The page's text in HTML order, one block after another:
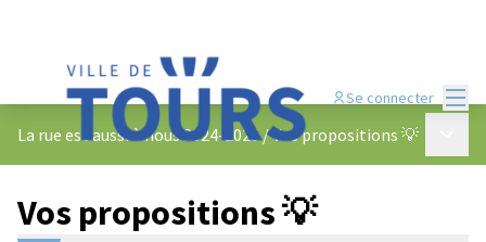
Se connecter
La rue est aussi à nous 2024-2025 /Vos propositions 💡
Vos propositions 💡